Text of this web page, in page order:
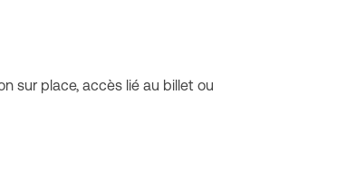
sur place, accès lié au billet ou